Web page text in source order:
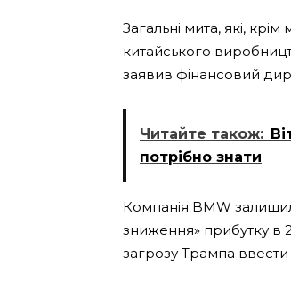
Загальні мита, які,
китайського
заявив фінансовий
Читайте також:
потрібно знати
Компанія BMW
зниження» прибутку в
загрозу Трампа ввести